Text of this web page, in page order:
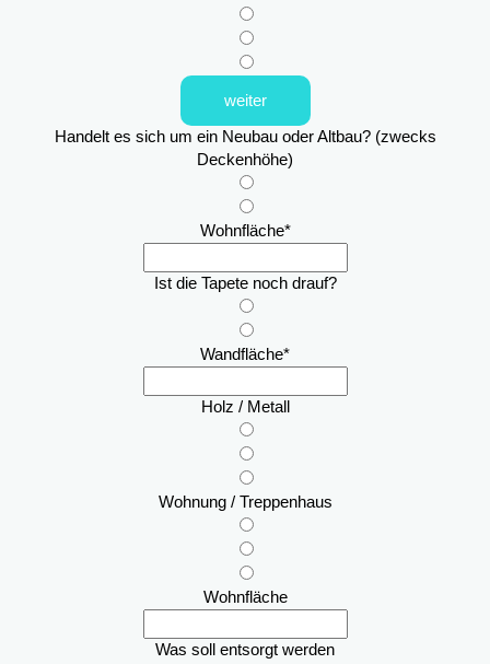
weiter
Handelt es sich um ein Neubau oder Altbau? (zwecks
Deckenhöhe)
Wohnfläche*
Ist die Tapete noch drauf?
Wandfläche*
Holz / Metall
Wohnung / Treppenhaus
Wohnfläche
Was soll entsorgt werden